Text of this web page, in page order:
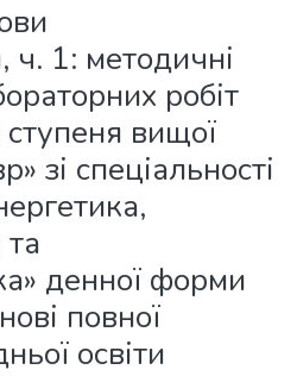
ч. 1: методичні
робіт
вищої
зі спеціальності
денної форми
повної
освіти